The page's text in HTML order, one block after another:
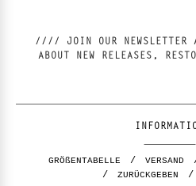
//// JOIN OUR NEWSLETTER AND BE FIRST TO KNOW
GRÖßENTABELLE VERSAND
ZURÜCKGEBEN